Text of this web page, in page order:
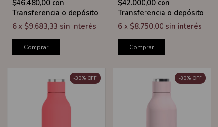
$46.480,00 con
Transferencia o depósito
6 x $9.683,33 sin interés
Comprar
$42.000,00 con
Transferencia o depósito
6 x $8.750,00 sin interés
Comprar
-30% OFF -30% OFF